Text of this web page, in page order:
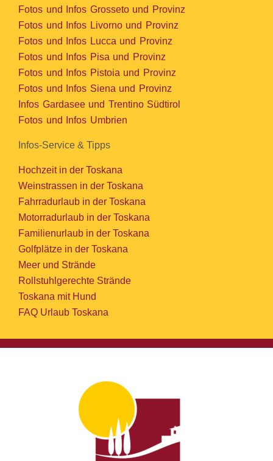
Fotos und Infos Grosseto und Provinz
Fotos und Infos Livorno und Provinz
Fotos und Infos Lucca und Provinz
Fotos und Infos Pisa und Provinz
Fotos und Infos Pistoia und Provinz
Fotos und Infos Siena und Provinz
Infos Gardasee und Trentino Südtirol
Fotos und Infos Umbrien
Infos-Service & Tipps
Hochzeit in der Toskana
Weinstrassen in der Toskana
Fahrradurlaub in der Toskana
Motorradurlaub in der Toskana
Familienurlaub in der Toskana
Golfplätze in der Toskana
Meer und Strände
Rollstuhlgerechte Strände
Toskana mit Hund
FAQ Urlaub Toskana